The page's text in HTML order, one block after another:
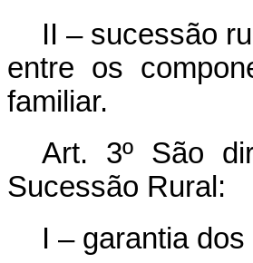
II – sucessão
entre os
familiar.
Art. 3ºSão
Sucessão Rural:
I – garantia